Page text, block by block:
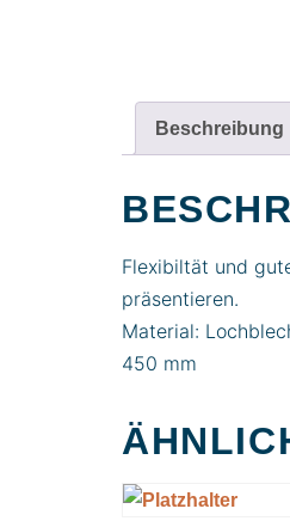
Beschreibung
Flexibiltät und
präsentieren.
Material:
450 mm